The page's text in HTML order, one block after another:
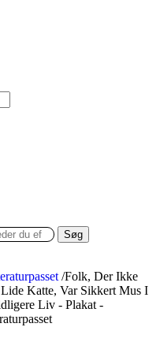
Søg
/Folk, Der Ikke
Katte, Var Sikkert Mus I
Liv - Plakat -